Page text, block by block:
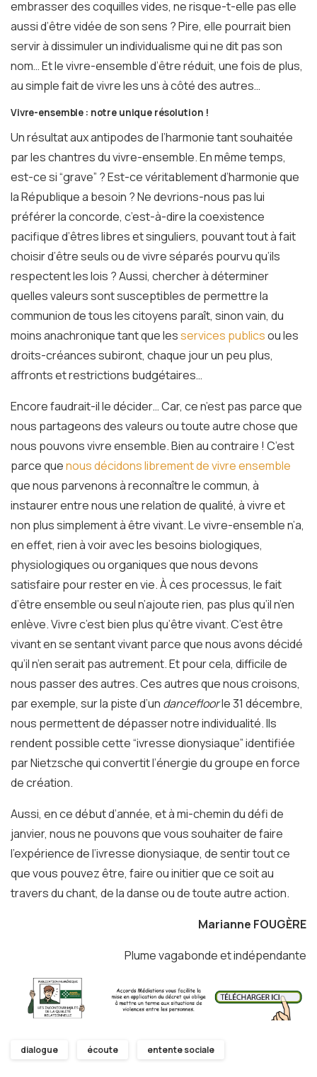
embrasser des coquilles vides, ne risque-t-elle pas elle
aussi d’être vidée de son sens ? Pire, elle pourrait bien
servir à dissimuler un individualisme qui ne dit pas son
nom… Et le vivre-ensemble d’être réduit, une fois de plus,
au simple fait de vivre les uns à côté des autres…
Vivre-ensemble : notre unique résolution !
Un résultat aux antipodes de l’harmonie tant souhaitée
par les chantres du vivre-ensemble. En même temps,
est-ce si “grave” ? Est-ce véritablement d’harmonie que
la République a besoin ? Ne devrions-nous pas lui
préférer la concorde, c’est-à-dire la coexistence
pacifique d’êtres libres et singuliers, pouvant tout à fait
choisir d’être seuls ou de vivre séparés pourvu qu’ils
respectent les lois ? Aussi, chercher à déterminer
quelles valeurs sont susceptibles de permettre la
communion de tous les citoyens paraît, sinon vain, du
moins anachronique tant que lesservices publicsou les
droits-créances subiront, chaque jour un peu plus,
affronts et restrictions budgétaires…
Encore faudrait-il le décider… Car, ce n’est pas parce que
nous partageons des valeurs ou toute autre chose que
nous pouvons vivre ensemble. Bien au contraire ! C’est
parce quenous décidons librement de vivre ensemble
que nous parvenons à reconnaître le commun, à
instaurer entre nous une relation de qualité, à vivre et
non plus simplement à être vivant. Le vivre-ensemble n’a,
en effet, rien à voir avec les besoins biologiques,
physiologiques ou organiques que nous devons
satisfaire pour rester en vie. À ces processus, le fait
d’être ensemble ou seul n’ajoute rien, pas plus qu’il n’en
enlève. Vivre c’est bien plus qu’être vivant. C’est être
vivant en se sentant vivant parce que nous avons décidé
qu’il n’en serait pas autrement. Et pour cela, difficile de
nous passer des autres. Ces autres que nous croisons,
par exemple, sur la piste d’un dancefloorle 31 décembre,
nous permettent de dépasser notre individualité. Ils
rendent possible cette “ivresse dionysiaque” identifiée
par Nietzsche qui convertit l’énergie du groupe en force
de création.
Aussi, en ce début d’année, et à mi-chemin du défi de
janvier, nous ne pouvons que vous souhaiter de faire
l’expérience de l’ivresse dionysiaque, de sentir tout ce
que vous pouvez être, faire ou initier que ce soit au
travers du chant, de la danse ou de toute autre action.
Marianne FOUGÈRE
Plume vagabonde et indépendante
dialogue écoute entente sociale